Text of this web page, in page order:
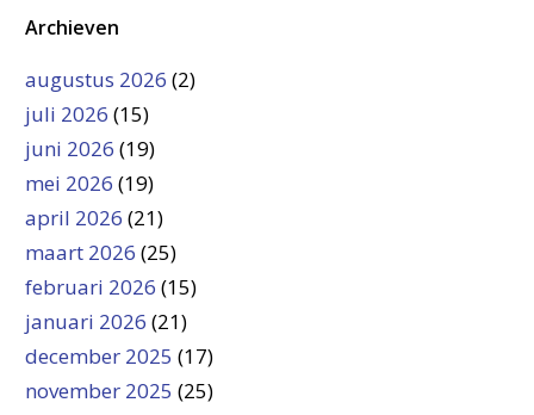
Archieven
augustus 2026 (2)
juli 2026 (15)
juni 2026 (19)
mei 2026 (19)
april 2026 (21)
maart 2026 (25)
februari 2026 (15)
januari 2026 (21)
december 2025 (17)
november 2025 (25)